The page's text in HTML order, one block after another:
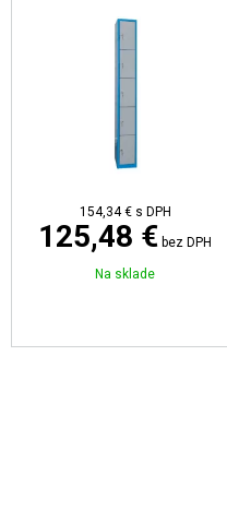
154,34 € s DPH
125,48 € bez DPH
Na sklade